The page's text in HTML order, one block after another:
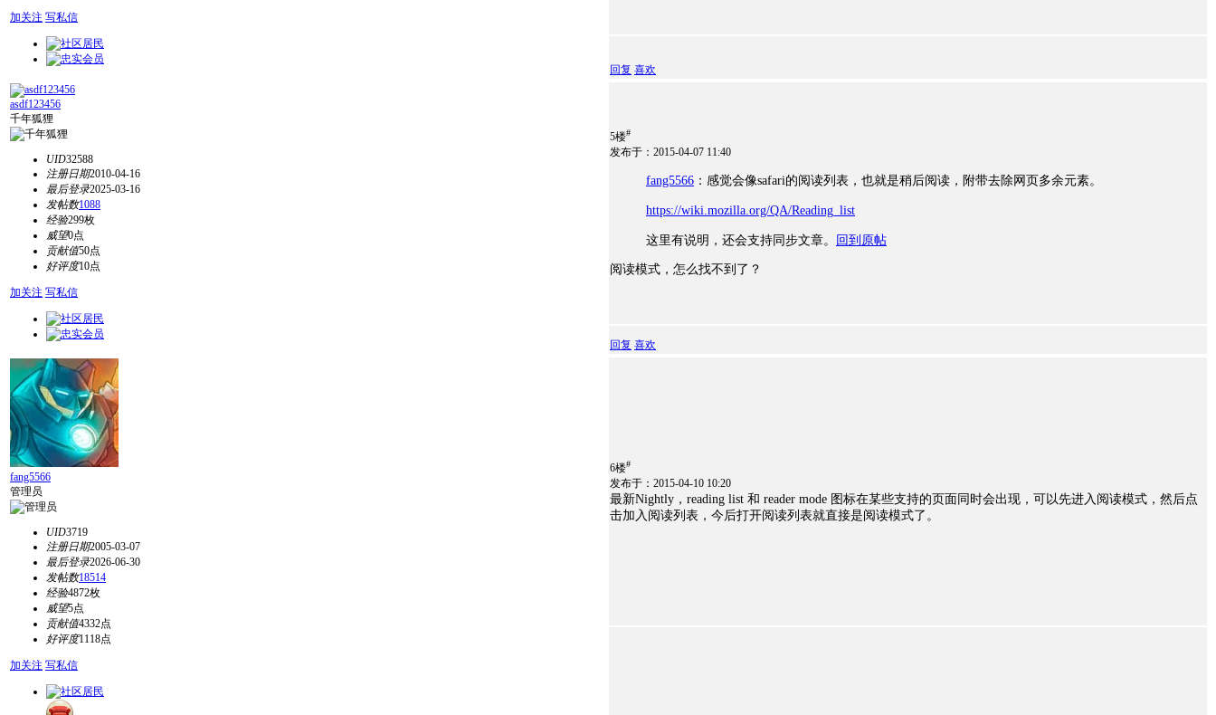
加关注 写私信
回复 喜欢
asdf123456
千年狐狸
UID32588
注册日期2010-04-16
最后登录2025-03-16
发帖数1088
经验299枚
威望0点
贡献值50点
好评度10点
加关注 写私信
5楼#
发布于：2015-04-07 11:40
fang5566 ：感觉会像safari的阅读列表，也就是稍后阅读，附带去除网页多余元素。
https://wiki.mozilla.org/QA/Reading_list
这里有说明，还会支持同步文章。 回到原帖
阅读模式，怎么找不到了？
回复 喜欢
fang5566
管理员
UID3719
注册日期2005-03-07
最后登录2026-06-30
发帖数18514
经验4872枚
威望5点
贡献值4332点
好评度1118点
加关注 写私信
6楼#
发布于：2015-04-10 10:20
最新Nightly，reading list 和 reader mode 图标在某些支持的页面同时会出现，可以先进入阅读模式，然后点
击加入阅读列表，今后打开阅读列表就直接是阅读模式了。